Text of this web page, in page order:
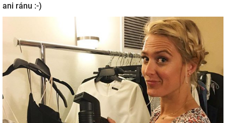
ani ránu :-)